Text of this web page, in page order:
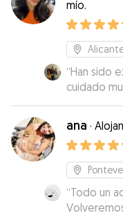
mío.
“Han sido
cuidado
han
mandado
estemos
buenas
son un
acudir en
ana ·
“Todo un